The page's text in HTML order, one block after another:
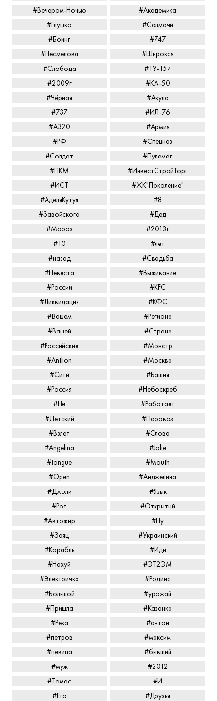
#Вечером-Ночью
#Академика
#Глушко
#Салмачи
#Боинг
#747
#Несмелова
#Широкая
#Слобода
#ТУ-154
#2009г
#КА-50
#Чёрная
#Акула
#737
#ИЛ-76
#А320
#Армия
#РФ
#Спецназ
#Солдат
#Пулемёт
#ПКМ
#ИнвестСтройТорг
#ИСТ
#ЖК"Поколение"
#АделяКутуя
#8
#Завойского
#Дед
#Мороз
#2013г
#10
#лет
#назад
#Свадьба
#Невеста
#Выживание
#России
#KFC
#Ликвидация
#КФС
#Вашем
#Регионе
#Вашей
#Стране
#Российские
#Монстр
#Antlion
#Москва
#Сити
#Башня
#Россия
#Небоскрёб
#Не
#Работает
#Детский
#Паровоз
#Взлёт
#Слова
#Angelina
#Jolie
#tongue
#Mouth
#Open
#Анджелина
#Джоли
#Язык
#Рот
#Открытый
#Автожир
#Ну
#Заяц
#Украинский
#Корабль
#Иди
#Нахуй
#ЭТ2ЭМ
#Электричка
#Родина
#Большой
#урожай
#Пришла
#Казанка
#Река
#антон
#петров
#максим
#певица
#бывший
#муж
#2012
#Томас
#И
#Его
#Друзья